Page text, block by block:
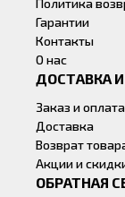
Политика
Гарантии
Контакты
О нас
ДОСТАВКА
Заказ и оплата
Доставка
Возврат
Акции и
ОБРАТНАЯ